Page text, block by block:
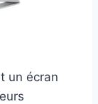
un écran